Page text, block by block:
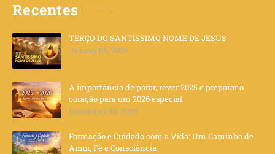
Recentes
TERÇO DO SANTÍSSIMO NOME DE JESUS
January 05, 2026
A importância de parar, rever 2025 e preparar o
coração para um 2026 especial
December 30, 2025
Formação e Cuidado com a Vida: Um Caminho de
Amor, Fé e Consciência